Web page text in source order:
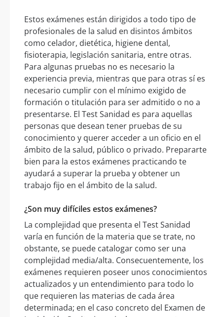
Estos exámenes están dirigidos a todo tipo de
profesionales de la salud en disintos ámbitos
como celador, dietética, higiene dental,
fisioterapia, legislación sanitaria, entre otras.
Para algunas pruebas no es necesario la
experiencia previa, mientras que para otras sí es
necesario cumplir con el mínimo exigido de
formación o titulación para ser admitido o no a
presentarse. El Test Sanidad es para aquellas
personas que desean tener pruebas de su
conocimiento y querer acceder a un oficio en el
ámbito de la salud, público o privado. Prepararte
bien para la estos exámenes practicando te
ayudará a superar la prueba y obtener un
trabajo fijo en el ámbito de la salud.
¿Son muy difíciles estos exámenes?
La complejidad que presenta el Test Sanidad
varía en función de la materia que se trate, no
obstante, se puede catalogar como ser una
complejidad media/alta. Consecuentemente, los
exámenes requieren poseer unos conocimientos
actualizados y un entendimiento para todo lo
que requieren las materias de cada área
determinada; en el caso concreto del Examen de